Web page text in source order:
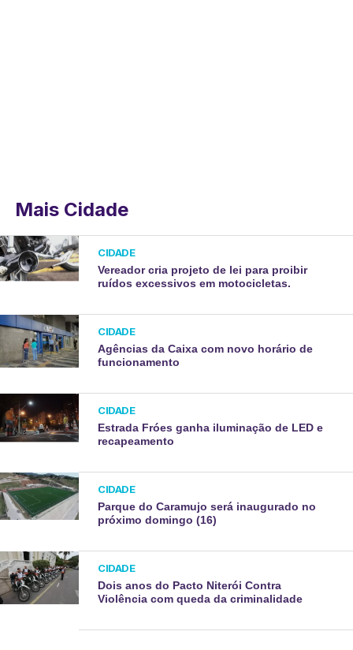
Mais Cidade
CIDADE
Vereador cria projeto de lei para proibir
ruídos excessivos em motocicletas.
CIDADE
Agências da Caixa com novo horário de
funcionamento
CIDADE
Estrada Fróes ganha iluminação de LED e
recapeamento
CIDADE
Parque do Caramujo será inaugurado no
próximo domingo (16)
CIDADE
Dois anos do Pacto Niterói Contra
Violência com queda da criminalidade